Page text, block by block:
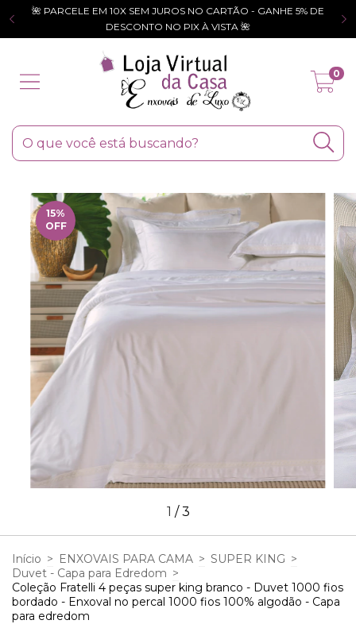
🌺 PARCELE EM 10X SEM JUROS NO CARTÃO - GANHE 5% DE
DESCONTO NO PIX À VISTA 🌺
0
15%
OFF
1 /3
Início > ENXOVAIS PARA CAMA > SUPER KING >
Duvet - Capa para Edredom >
Coleção Fratelli 4 peças super king branco - Duvet 1000 fios
bordado - Enxoval no percal 1000 fios 100% algodão - Capa
para edredom